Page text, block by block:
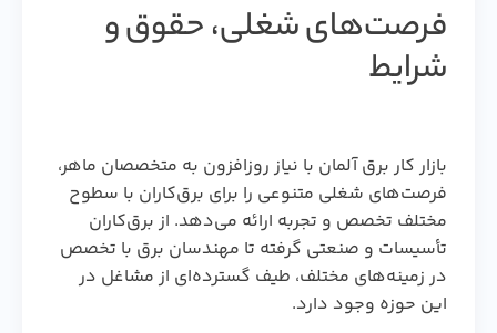
فرصت‌های شغلی، حقوق و
شرایط
بازار کار برق آلمان با نیاز روزافزون به متخصصان ماهر،
فرصت‌های شغلی متنوعی را برای برق‌کاران با سطوح
مختلف تخصص و تجربه ارائه می‌دهد. از برق‌کاران
تأسیسات و صنعتی گرفته تا مهندسان برق با تخصص
در زمینه‌های مختلف، طیف گسترده‌ای از مشاغل در
این حوزه وجود دارد.